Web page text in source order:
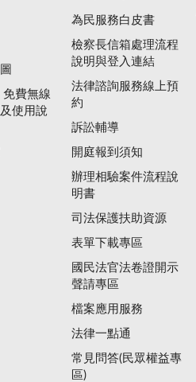
免費無線
使用說
為民服務白皮書
檢察長信箱處理流程
說明與登入連結
法律諮詢服務線上預
約
訴訟輔導
開庭報到須知
辦理相驗案件流程說
明書
司法保護扶助資源
表單下載專區
國民法官法卷證開示
聲請專區
檔案應用服務
法律一點通
常見問答(民眾權益專
區)